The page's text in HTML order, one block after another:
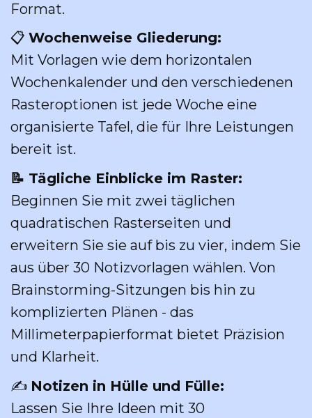
Format.
📋 Wochenweise Gliederung:
Mit Vorlagen wie dem horizontalen
Wochenkalender und den verschiedenen
Rasteroptionen ist jede Woche eine
organisierte Tafel, die für Ihre Leistungen
bereit ist.
📝 Tägliche Einblicke im Raster:
Beginnen Sie mit zwei täglichen
quadratischen Rasterseiten und
erweitern Sie sie auf bis zu vier, indem Sie
aus über 30 Notizvorlagen wählen. Von
Brainstorming-Sitzungen bis hin zu
komplizierten Plänen - das
Millimeterpapierformat bietet Präzision
und Klarheit.
✍️ Notizen in Hülle und Fülle:
Lassen Sie Ihre Ideen mit 30